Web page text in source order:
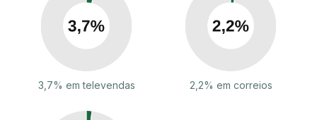
3,7% em televendas 2,2% em correios